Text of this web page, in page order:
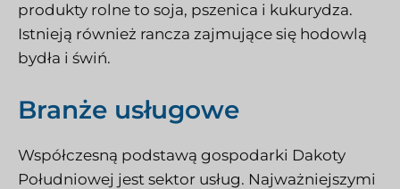
produkty rolne to soja, pszenica i kukurydza.
Istnieją również rancza zajmujące się hodowlą
bydła i świń.
Branże usługowe
Współczesną podstawą gospodarki Dakoty
Południowej jest sektor usług. Najważniejszymi